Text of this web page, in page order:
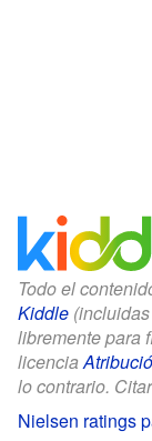
Todo el
Kiddle
libremente para
licencia
lo contrario.
Nielsen ratings